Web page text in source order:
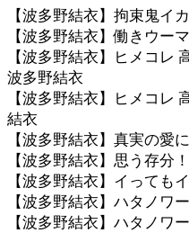
【波多野結衣】拘束鬼イ
【波多野結衣】働きウー
【波多野結衣】ヒメコレ
波多野結衣
【波多野結衣】ヒメコレ
結衣
【波多野結衣】真実の愛
【波多野結衣】思う存分
【波多野結衣】イっても
【波多野結衣】ハタノワ
【波多野結衣】ハタノワ